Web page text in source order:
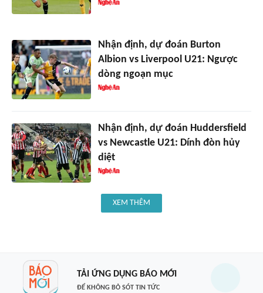
Nhận định, dự đoán Burton
Albion vs Liverpool U21: Ngược
dòng ngoạn mục
Nhận định, dự đoán Huddersfield
vs Newcastle U21: Dính đòn hủy
diệt
XEM THÊM
TẢI ỨNG DỤNG BÁO MỚI
ĐỂ KHÔNG BỎ SÓT TIN TỨC